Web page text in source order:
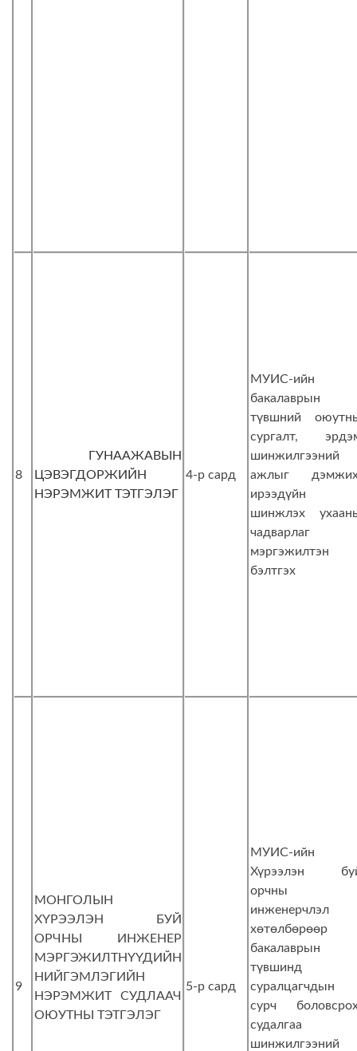
8
ГУНААЖАВЫН
ЦЭВЭГДОРЖИЙН
НЭРЭМЖИТ ТЭТГЭЛЭГ
4-р сард
МУИС-ийн
бакалаврын
түвшний
сургалт,
шинжилгээний
ажлыг
ирээдүйн
шинжлэх
чадварлаг
мэргэжилтэн
бэлтгэх
9
МОНГОЛЫН
ХҮРЭЭЛЭН БУЙ
ОРЧНЫ ИНЖЕНЕР
МЭРГЭЖИЛТНҮҮДИЙН
НИЙГЭМЛЭГИЙН
НЭРЭМЖИТ СУДЛААЧ
ОЮУТНЫ ТЭТГЭЛЭГ
5-р сард
МУИС-ийн
Хүрээлэн
орчны
инженерчлэл
хөтөлбөрөөр
бакалаврын
түвшинд
суралцагчдын
сурч
судалгаа
шинжилгээний